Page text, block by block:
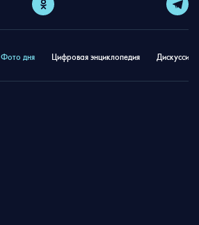
Фото дня Цифровая энциклопедия